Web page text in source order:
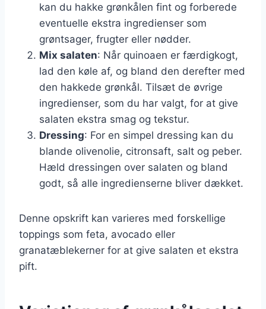
kan du hakke grønkålen fint og forberede
eventuelle ekstra ingredienser som
grøntsager, frugter eller nødder.
Mix salaten: Når quinoaen er færdigkogt,
lad den køle af, og bland den derefter med
den hakkede grønkål. Tilsæt de øvrige
ingredienser, som du har valgt, for at give
salaten ekstra smag og tekstur.
Dressing: For en simpel dressing kan du
blande olivenolie, citronsaft, salt og peber.
Hæld dressingen over salaten og bland
godt, så alle ingredienserne bliver dækket.
Denne opskrift kan varieres med forskellige
toppings som feta, avocado eller
granatæblekerner for at give salaten et ekstra
pift.